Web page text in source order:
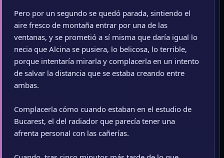
Pero por un segundo se quedó parada, sintiendo el
aire fresco de montaña entrar por una de las
ventanas, y se prometió a sí misma que daría igual lo
necia que Alcina se pusiera, lo belicosa, lo terrible,
porque intentaría mirarla y complacerla en un intento
de salvar la distancia que se estaba creando entre
ambas.
Complacerla cómo cuando estaban en el estudio de
Bucarest, el del radiador que parecía tener una
afrenta personal con las cañerías.